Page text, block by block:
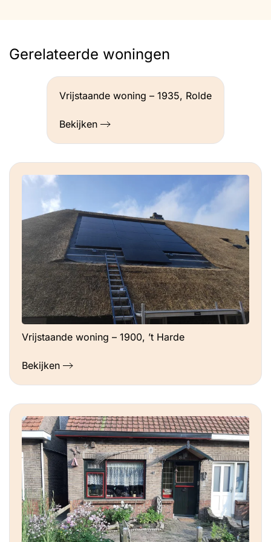
Gerelateerde woningen
Vrijstaande woning – 1935, Rolde
Bekijken
Vrijstaande woning – 1900, ’t Harde
Bekijken